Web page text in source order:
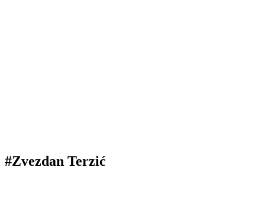
#Zvezdan Terzić